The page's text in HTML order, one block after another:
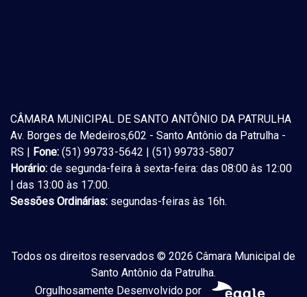
CÂMARA MUNICIPAL DE SANTO ANTÔNIO DA PATRULHA
Av. Borges de Medeiros,602 - Santo Antônio da Patrulha -
RS |
Fone: (51) 99733-5642 | (51) 99733-5807
Horário: de segunda-feira à sexta-feira: das 08:00 às 12:00
| das 13:00 às 17:00.
Sessões Ordinárias: segundas-feiras às 16h.
Todos os direitos reservados © 2026 Câmara Municipal de
Santo Antônio da Patrulha.
Orgulhosamente Desenvolvido por